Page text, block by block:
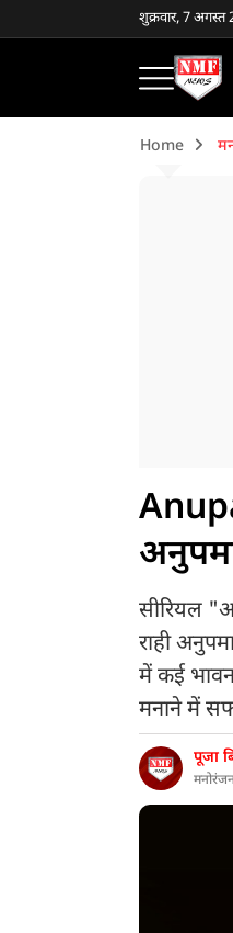
शुक्रवार, 7 अगस्त
Home
सीरियल
राही
में कई
मनाने में
पूजा